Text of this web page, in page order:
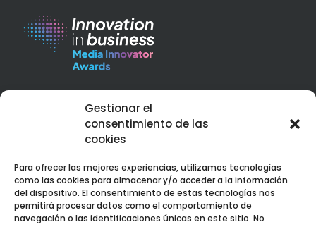
Gestionar el
consentimiento de las
cookies
Para ofrecer las mejores experiencias, utilizamos tecnologías
como las cookies para almacenar y/o acceder a la información
del dispositivo. El consentimiento de estas tecnologías nos
permitirá procesar datos como el comportamiento de
navegación o las identificaciones únicas en este sitio. No
Best Corporate Branding & Digital Marketing 2023 – Peru
Web Design Services Excellence Award 2023 – Peru
Web premiada con el Premio Internacional OX